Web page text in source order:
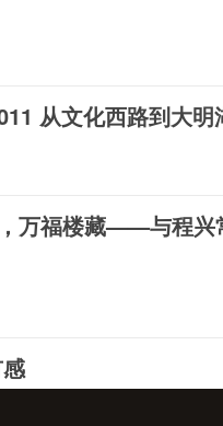
从文化西路到大
万福楼藏——与程兴